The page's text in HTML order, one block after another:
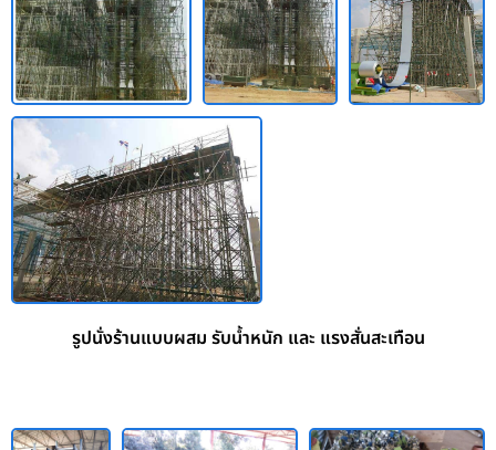
รูปนั่งร้านแบบผสม รับน้ำหนัก และ แรงสั่นสะเทือน